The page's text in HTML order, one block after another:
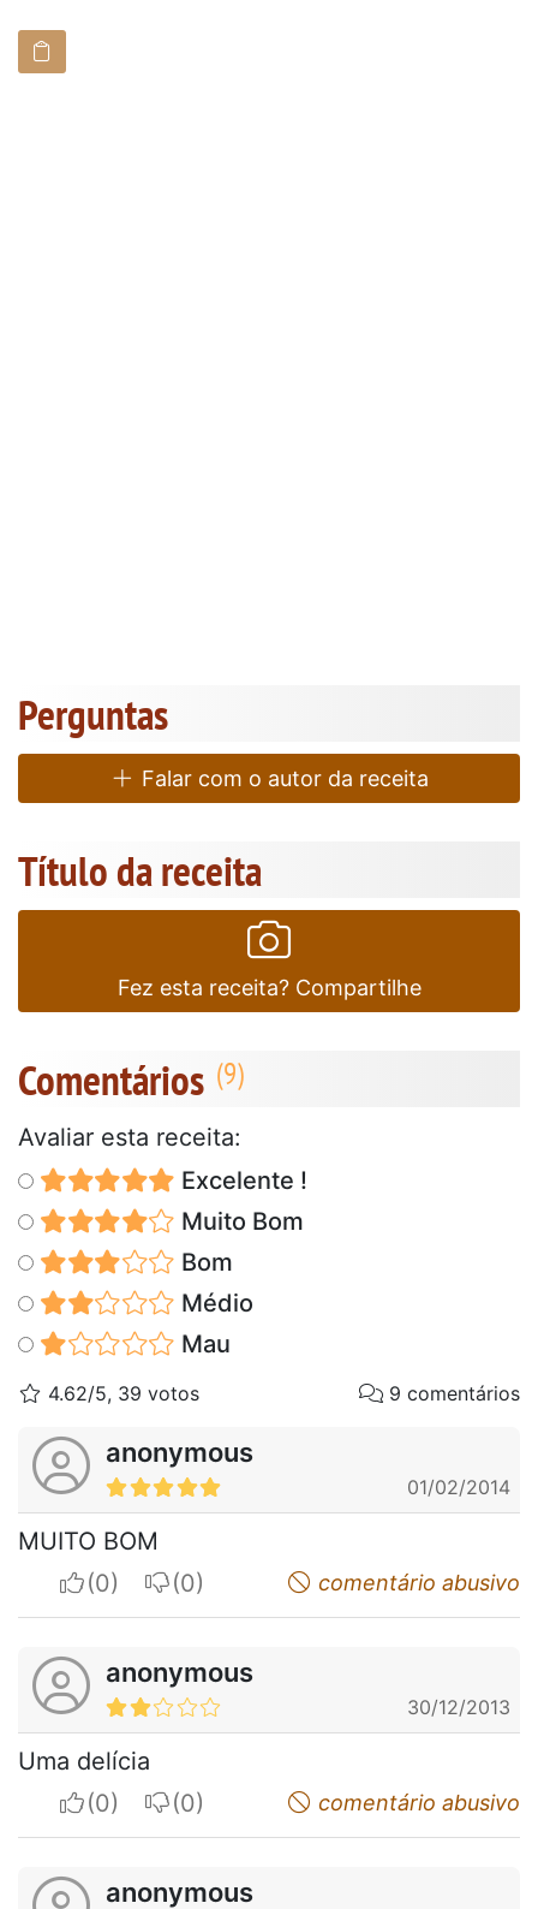
Perguntas
Falar com o autor da receita
Título da receita
Fez esta receita? Compartilhe
Comentários
Avaliar esta receita:
Excelente !
Muito Bom
Bom
Médio
Mau
4.62/5, 39 votos 9 comentários
anonymous
01/02/2014
MUITO BOM
I apreciateI do not appreciatecomentário abusivo
anonymous
30/12/2013
Uma delícia
I apreciateI do not appreciatecomentário abusivo
anonymous